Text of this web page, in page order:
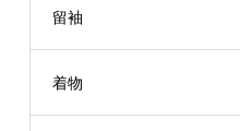
留袖
着物